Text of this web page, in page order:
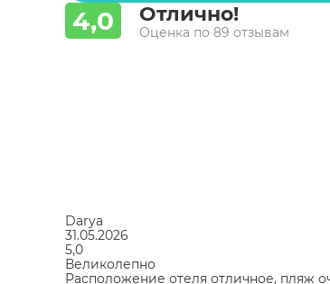
4,0 Отлично!
Оценка по 89 отзывам
Darya
31.05.2026
5,0
Великолепно
Расположение отеля отличное, пляж